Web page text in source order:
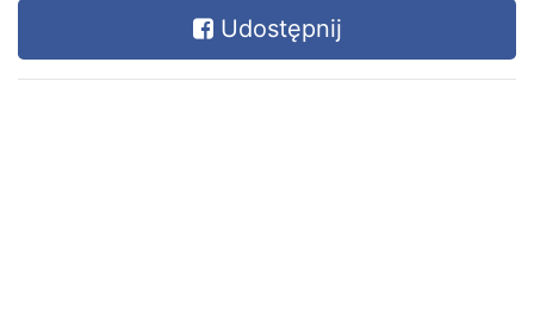
Udostępnij